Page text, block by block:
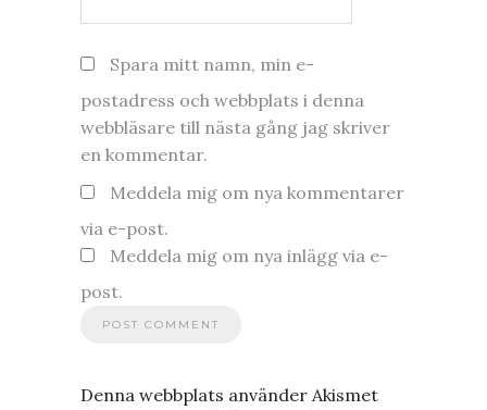
Spara mitt namn, min e-
postadress och webbplats i denna
webbläsare till nästa gång jag skriver
en kommentar.
Meddela mig om nya kommentarer
via e-post.
Meddela mig om nya inlägg via e-
post.
Denna webbplats använder Akismet